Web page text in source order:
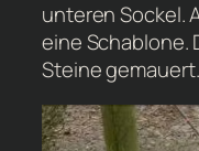
unteren Sockel.
eine Schablone.
Steine gemauert.